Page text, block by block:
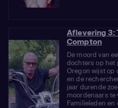
Aflevering 3:
Compton
De moord van
dochters op het
Oregon wijst op
en de
jaar durende
moordenaars te
Familieleden en